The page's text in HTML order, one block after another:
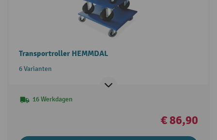
Transportroller HEMMDAL
6 Varianten
16 Werkdagen
€ 86,90